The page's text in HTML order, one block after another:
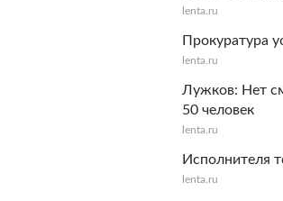
lenta.ru
Прокуратура
lenta.ru
Лужков: Нет
50 человек
lenta.ru
Исполнителя
lenta.ru